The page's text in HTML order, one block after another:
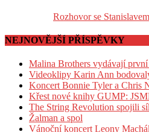
Rozhovor se
NEJNOVĚJŠÍ PŘÍSPĚVKY
Malina Brothers vydávají
Videoklipy Karin Ann
Koncert Bonnie Tyler a Chris
Křest nové knihy GUMP:
The String Revolution spojili
Žalman a spol
Vánoční koncert Leony